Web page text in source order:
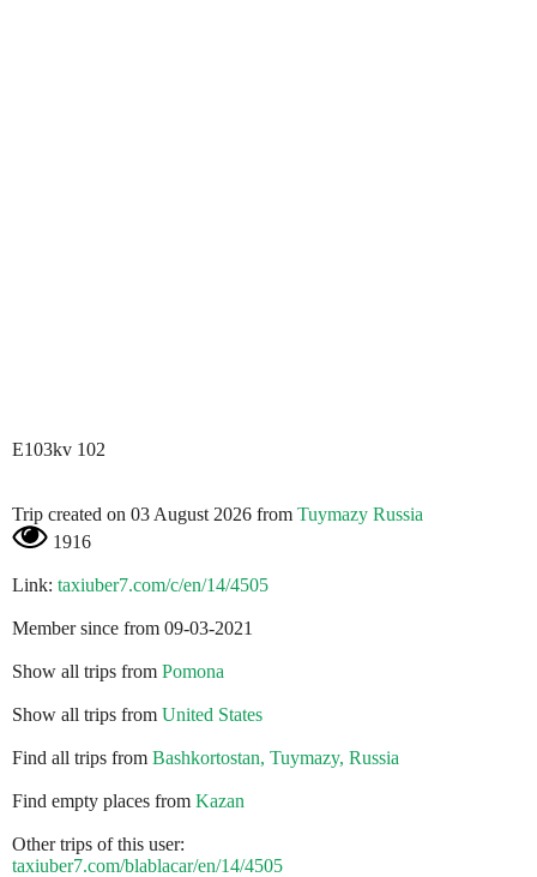
E103kv 102
Trip created on 03 August 2026 from Tuymazy Russia
1916
Link: taxiuber7.com/c/en/14/4505
Member since from 09-03-2021
Show all trips from Pomona
Show all trips from United States
Find all trips from Bashkortostan, Tuymazy, Russia
Find empty places from Kazan
Other trips of this user:
taxiuber7.com/blablacar/en/14/4505